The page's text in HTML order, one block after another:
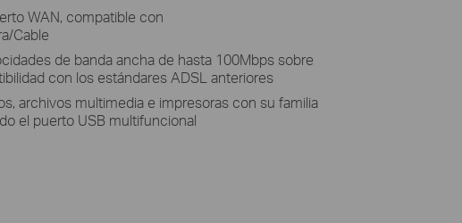
WAN, compatible con
Cable
de banda ancha de hasta 100Mbps sobre
con los estándares ADSL anteriores
archivos multimedia e impresoras con su familia
el puerto USB multifuncional